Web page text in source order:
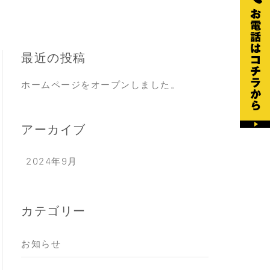
最近の投稿
ホームページをオープンしました。
アーカイブ
2024年9月
カテゴリー
お知らせ